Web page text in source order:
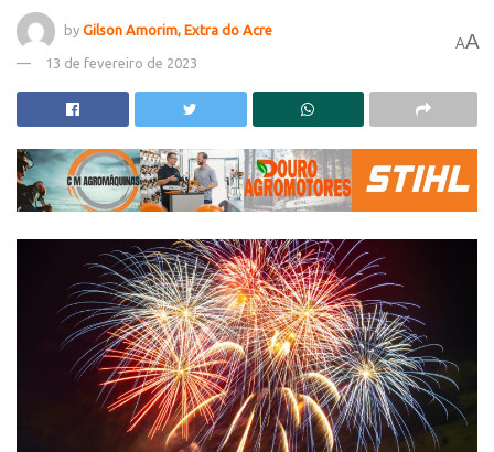
by Gilson Amorim, Extra do Acre
13 de fevereiro de 2023
AA